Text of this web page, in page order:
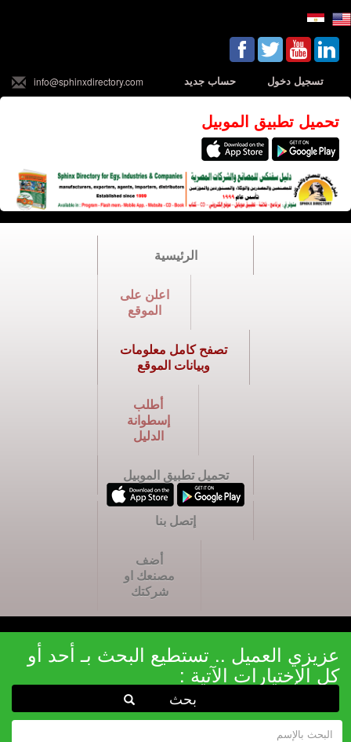
تسجيل دخول حساب جديد info@sphinxdirectory.com
تحميل تطبيق الموبيل
الرئيسية
اعلن على
الموقع
تصفح كامل معلومات
وبيانات الموقع
أطلب
إسطوانة
الدليل
تحميل تطبيق الموبيل
إتصل بنا
أضف
مصنعك او
شركتك
عزيزي العميل .. تستطيع البحث بـ أحد أو
كل الإختيارات الآتية :